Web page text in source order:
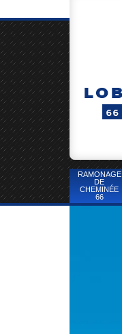
RAMONAGE
DE
CHEMINÉE
66